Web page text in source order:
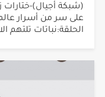
(شبكة أجيال)-ختارات
على سر من أسرار
الحلقة:نباتات تلتهم